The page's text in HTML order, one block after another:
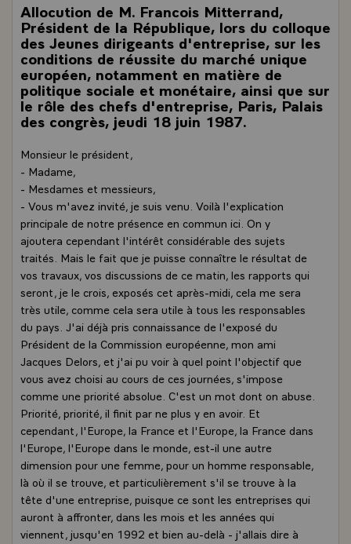
Allocution de M. Francois Mitterrand,
Président de la République, lors du colloque
des Jeunes dirigeants d'entreprise, sur les
conditions de réussite du marché unique
européen, notamment en matière de
politique sociale et monétaire, ainsi que sur
le rôle des chefs d'entreprise, Paris, Palais
des congrès, jeudi 18 juin 1987.
Monsieur le président,
- Madame,
- Mesdames et messieurs,
- Vous m'avez invité, je suis venu. Voilà l'explication
principale de notre présence en commun ici. On y
ajoutera cependant l'intérêt considérable des sujets
traités. Mais le fait que je puisse connaître le résultat de
vos travaux, vos discussions de ce matin, les rapports qui
seront, je le crois, exposés cet après-midi, cela me sera
très utile, comme cela sera utile à tous les responsables
du pays. J'ai déjà pris connaissance de l'exposé du
Président de la Commission européenne, mon ami
Jacques Delors, et j'ai pu voir à quel point l'objectif que
vous avez choisi au cours de ces journées, s'impose
comme une priorité absolue. C'est un mot dont on abuse.
Priorité, priorité, il finit par ne plus y en avoir. Et
cependant, l'Europe, la France et l'Europe, la France dans
l'Europe, l'Europe dans le monde, est-il une autre
dimension pour une femme, pour un homme responsable,
là où il se trouve, et particulièrement s'il se trouve à la
tête d'une entreprise, puisque ce sont les entreprises qui
auront à affronter, dans les mois et les années qui
viennent, jusqu'en 1992 et bien au-delà - j'allais dire à